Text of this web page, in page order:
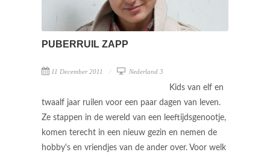
PUBERRUIL ZAPP
11 December 2011 Nederland 3
Kids van elf en
twaalf jaar ruilen voor een paar dagen van leven.
Ze stappen in de wereld van een leeftijdsgenootje,
komen terecht in een nieuw gezin en nemen de
hobby's en vriendjes van de ander over. Voor welk